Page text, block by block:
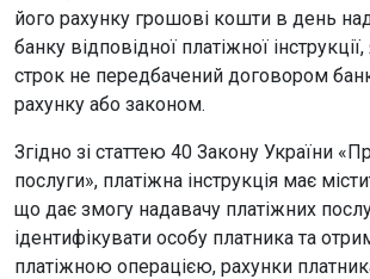
його рахунку грошові кошти в день
банку відповідної платіжної
строк не передбачений договором
рахунку або законом.
Згідно зі статтею 40 Закону України
послуги», платіжна інструкція має
що дає змогу надавачу платіжних
ідентифікувати особу платника та
платіжною операцією, рахунки